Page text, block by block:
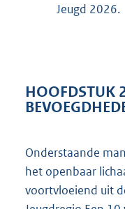
Jeugd 2026.
HOOFDSTUK
Onderstaande
het openbaar
voortvloeiend uit